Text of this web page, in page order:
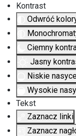
Kontrast
Odwróć
Ciemny
Jasny
Niskie
Wysokie
Tekst
Zaznacz linki
Zaznacz